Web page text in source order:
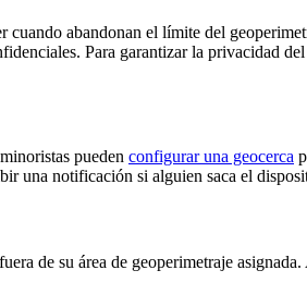
cuando abandonan el límite del
Para garantizar la privacidad
pueden configurar una geocerca
una notificación si alguien saca el
de su área de geoperimetraje